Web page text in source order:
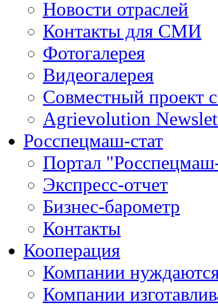
Новости отраслей
Контакты для СМИ
Фотогалерея
Видеогалерея
Совместный проект
Agrievolution
Росспецмаш-стат
Портал
Экспресс-отчет
Бизнес-барометр
Контакты
Кооперация
Компании
Компании